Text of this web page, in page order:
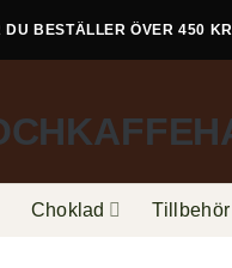
DU BESTÄLLER ÖVER 450 KR
Choklad Tillbehör